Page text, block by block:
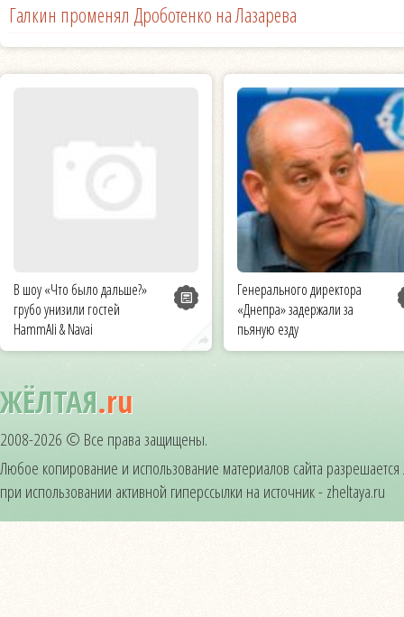
Галкин променял Дроботенко на Лазарева
В шоу «Что было дальше?»
грубо унизили гостей
HammAli & Navai
Генерального директора
«Днепра» задержали за
пьяную езду
ЖЁЛТАЯ.ru
2008-2026 © Все права защищены.
Любое копирование и использование материалов сайта
при использовании активной гиперссылки на источник - zheltaya.ru